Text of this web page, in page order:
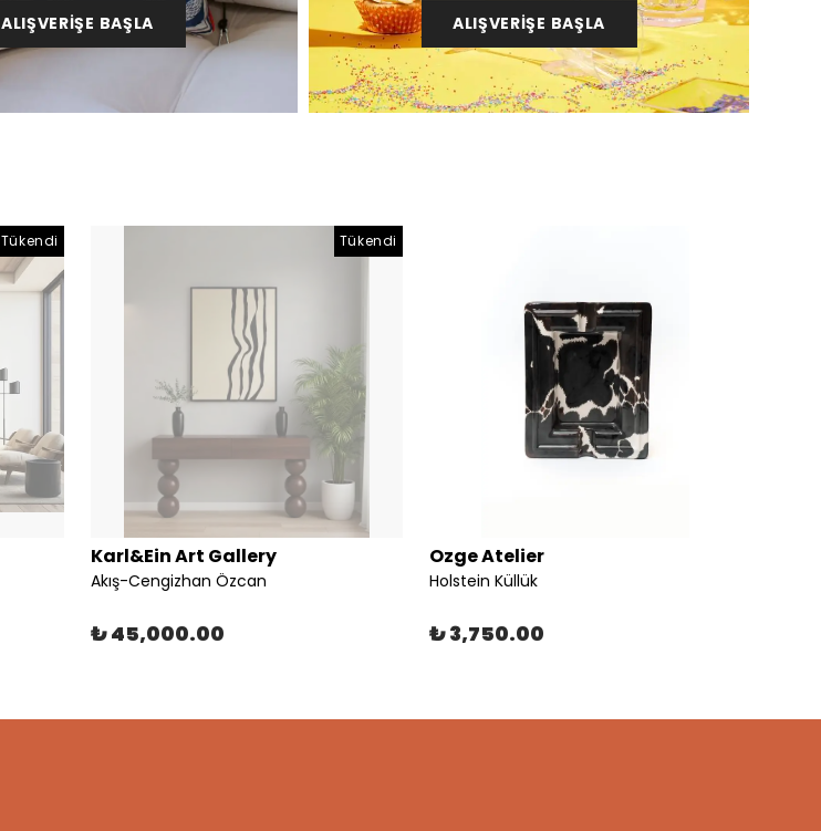
ALIŞVERİŞE BAŞLA ALIŞVERİŞE BAŞLA
Tükendi Tükendi
Karl&Ein Art Gallery
Akış-Cengizhan Özcan
₺ 45,000.00
Ozge Atelier
Holstein Küllük
₺ 3,750.00